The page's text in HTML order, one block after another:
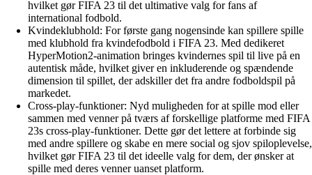
hvilket gør FIFA 23 til det ultimative valg for fans af
international fodbold.
Kvindeklubhold: For første gang nogensinde kan spillere spille
med klubhold fra kvindefodbold i FIFA 23. Med dedikeret
HyperMotion2-animation bringes kvindernes spil til live på en
autentisk måde, hvilket giver en inkluderende og spændende
dimension til spillet, der adskiller det fra andre fodboldspil på
markedet.
Cross-play-funktioner: Nyd muligheden for at spille mod eller
sammen med venner på tværs af forskellige platforme med FIFA
23s cross-play-funktioner. Dette gør det lettere at forbinde sig
med andre spillere og skabe en mere social og sjov spiloplevelse,
hvilket gør FIFA 23 til det ideelle valg for dem, der ønsker at
spille med deres venner uanset platform.